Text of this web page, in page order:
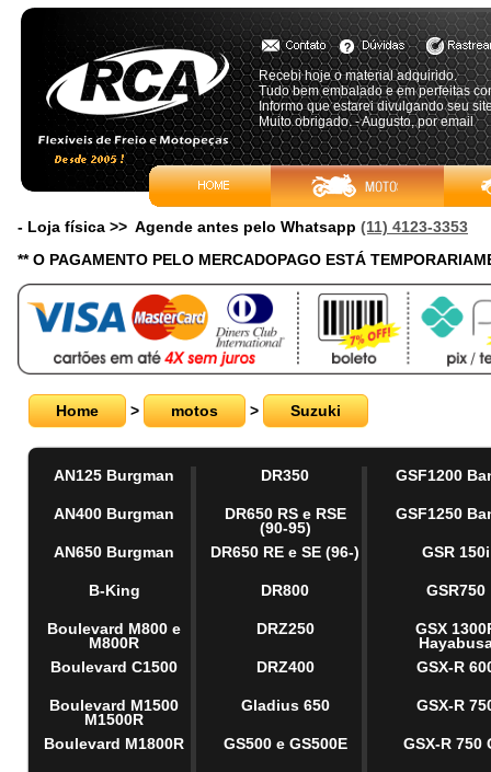
Recebi hoje o material adquirido.
Tudo bem embalado e em perfeitas
Informo que estarei divulgando seu
Muito obrigado. - Augusto, por email
- Loja física >> Agende antes pelo Whatsapp (11) 4123-3353
** O PAGAMENTO PELO MERCADOPAGO ESTÁ
Home > motos > Suzuki
AN125 Burgman
AN400 Burgman
AN650 Burgman
B-King
Boulevard M800 e
M800R
Boulevard C1500
Boulevard M1500
M1500R
Boulevard M1800R
DR350
DR650 RS e RSE
(90-95)
DR650 RE e SE (96-)
DR800
DRZ250
DRZ400
Gladius 650
GS500 e GS500E
GSF1200
GSF1250
GSR 150i
GSR750
GSX
GSX-R
GSX-R
GSX-R 750